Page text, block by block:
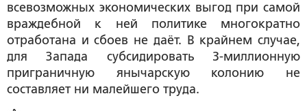
всевозможных экономических выгод при самой
враждебной к ней политике многократно
отработана и сбоев не даёт. В крайнем случае,
для Запада субсидировать 3-миллионную
приграничную янычарскую колонию не
составляет ни малейшего труда.